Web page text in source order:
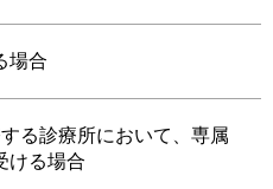
場合
る診療所において、専属
ける場合